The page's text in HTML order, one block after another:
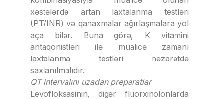
xəstələrdə artan laxtalanma testləri
(PT/INR) və qanaxmalar ağırlaşmalara yol
aça bilər. Buna görə, K vitamini
antaqonistləri ilə müalicə zamanı
laxtalanma testləri nəzarətdə
saxlanılmalıdır.
QT intervalını uzadan preparatlar
Levofloksasinin, digər flüorxinolonlarda